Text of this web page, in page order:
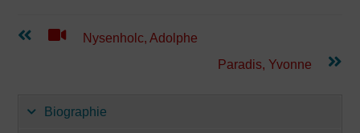
Lees
verder
Nysenholc, Adolphe
Paradis, Yvonne
Biographie